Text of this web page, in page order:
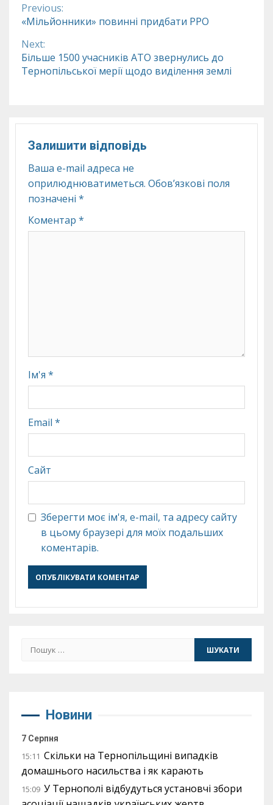
Continue
Reading
Previous:
«Мільйонники» повинні придбати РРО
Next:
Більше 1500 учасників АТО звернулись до
Тернопільської мерії щодо виділення землі
Залишити відповідь
Ваша e-mail адреса не
оприлюднюватиметься. Обов’язкові поля
позначені *
Коментар *
Ім'я *
Email *
Сайт
Зберегти моє ім'я, e-mail, та адресу сайту
в цьому браузері для моїх подальших
коментарів.
Пошук:
Новини
7 Серпня
15:11 Скільки на Тернопільщині випадків
домашнього насильства і як карають
15:09 У Тернополі відбудуться установчі збори